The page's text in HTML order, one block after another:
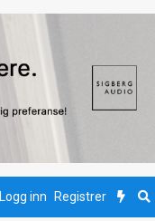
Logg inn Registrer